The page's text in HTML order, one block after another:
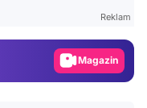
Reklam
Magazin